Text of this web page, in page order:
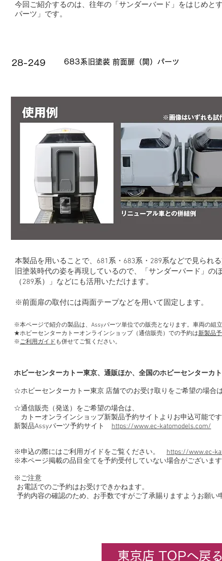
今回ご紹介するのは、往年の「サンダーバード」をはじめと
パーツ」です。
28-249 683系旧塗装 前面扉（開）パーツ
本製品を用いることで、681系・683系・289系などで見られ
旧塗装時代の姿を再現しているので、「サンダーバード」
（289系）」などにも活用いただけます。
※前面扉の取付には両面テープなどを用いて固定します。
※本ページで紹介の製品は、Assyパーツ単位での販売となります。車両の組
★ホビーセンターカトーオンラインショップ（通信販売）での予約は新製品
※ご利用ガイド も併せてご覧ください。
ホビーセンターカトー東京、通販ほか、全国のホビーセンターカ
☆ホビーセンターカトー東京 店舗でのお受け取りをご希望の場合
☆通信販売（発送）をご希望の場合は、
カトーオンラインショップ新製品予約サイトよりお申込可能で
新製品Assyパーツ予約サイト https://www.ec-katomodels.com/
※申込の際にはご利用ガイドをご覧ください。 https://www.ec-
※本ページ掲載の品目全てを予約受付していない場合がございま
※ご注意
お電話でのご予約はお受けできかねます。
予約内容の確認のため、お手数ですがご了承賜りますようお願い
東京店 TOPへ戻